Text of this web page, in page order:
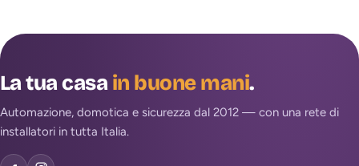
La tua casain buone mani.
Automazione, domotica e sicurezza dal 2012 — con una rete di
installatori in tutta Italia.